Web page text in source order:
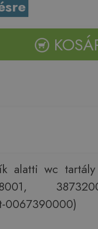
alatti wc
0067390000)